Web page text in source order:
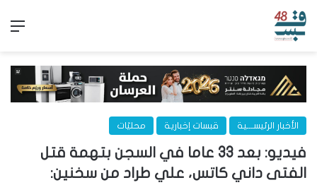
الأخبار الرئيســـية قبسات إخبارية محليّات
فيديو: بعد 33 عاما في السجن بتهمة قتل
الفتى داني كاتس، علي طراد من سخنين: